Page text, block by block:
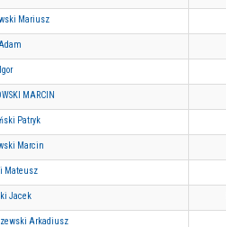
Mariusz
MARCIN
Patryk
Marcin
Mateusz
Jacek
Arkadiusz